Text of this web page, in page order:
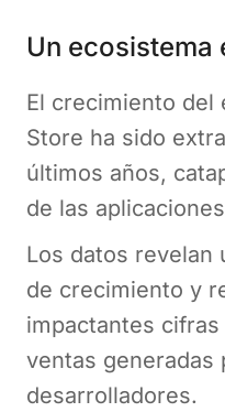
Un ecosistema
El crecimiento del
Store ha sido
últimos años,
de las
Los datos revelan
de crecimiento y
impactantes
ventas generadas
desarrolladores.